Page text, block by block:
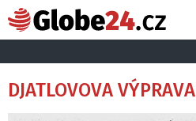
DJATLOVOVA VÝPRAVA